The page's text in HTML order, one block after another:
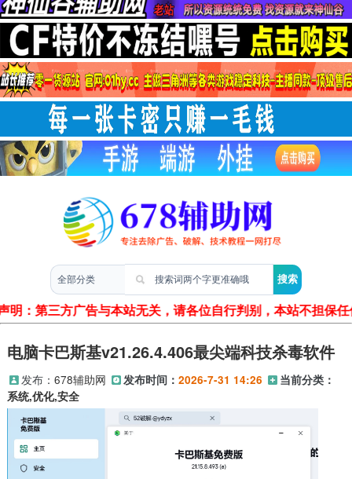
明：第三方广告与本站无关，请各位自行判别，本站不担保
电脑卡巴斯基v21.26.4.406最尖端科技杀毒软件
发布： 678辅助网 发布时间： 2026-7-31 14:26
当前分类：
系统,优化,安全